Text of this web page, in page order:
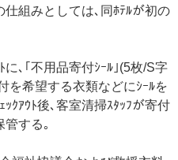
組みとしては､同ﾎﾃﾙが初の
に､｢不用品寄付ｼｰﾙ｣(5枚/S字
を希望する衣類などにｼｰﾙを
ｸｱｳﾄ後､客室清掃ｽﾀｯﾌが寄付
管する｡